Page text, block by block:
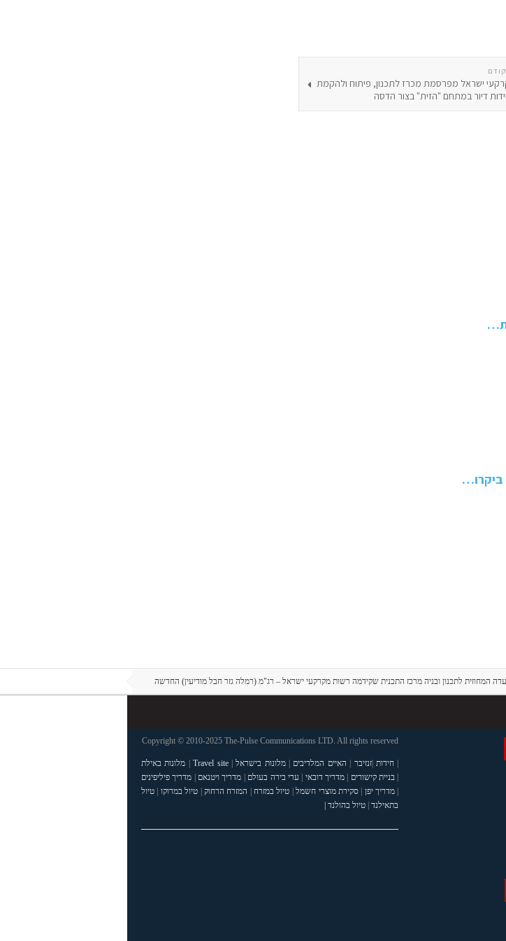
ישראל מפרסמת מכרז לתכנון, פיתוח ולהקמת
ביקרו…
המחוזית לתכנון ובניה מרכז התכנית שקידמה רשות מקרקעי ישראל – רג"מ (רמלה גזר חבל מודיעין) החדשה
Copyright © 2010-2025 The-Pulse Communications LTD. All rights reserved
| חידות |זנזיבר | האיים המלדיבים |מלונות בישראל|
Travel site
| מלונות באילת
| בניית קישורים |מדריך דובאי | ערי בירה בעולם | מדריך ויטנאם | מדריך פיליפינים
| מדריך יפן |סקירת מוצרי חשמל| טיול במזרח | המזרח הרחוק | טיול במרוקו | טיול
בתאילנד| טיול בהולנד |